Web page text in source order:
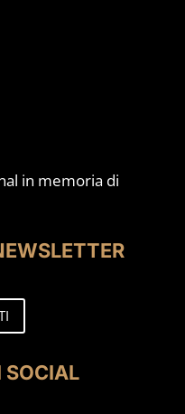
in memoria di
SOCIAL